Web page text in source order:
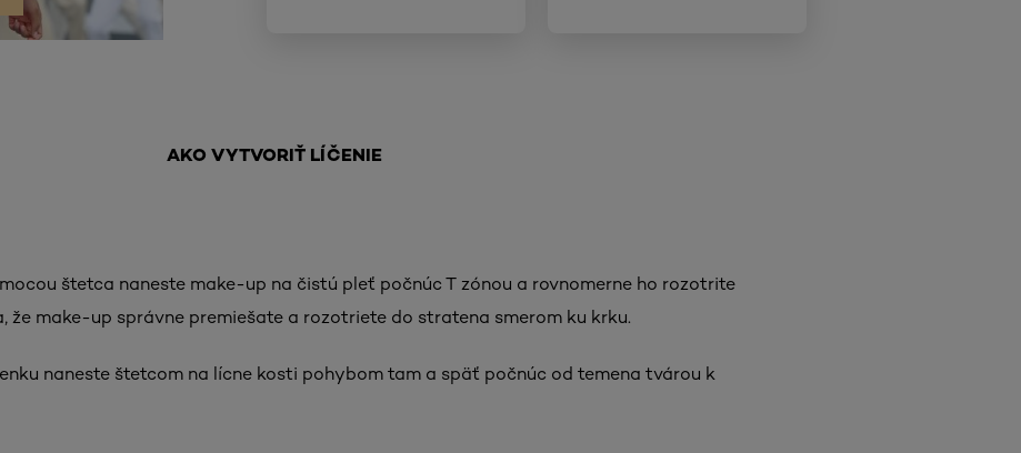
AKO VYTVORIŤ LÍČENIE
štetca naneste make-up na čistú pleť počnúc T zónou a rovnomerne ho rozotrite
že make-up správne premiešate a rozotriete do stratena smerom ku krku.
naneste štetcom na lícne kosti pohybom tam a späť počnúc od temena tvárou k